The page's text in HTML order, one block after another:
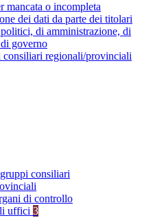
mancata o incompleta
dei dati da parte dei titolari
di amministrazione, di
governo
regionali/provinciali
consiliari
di controllo
uffici 3